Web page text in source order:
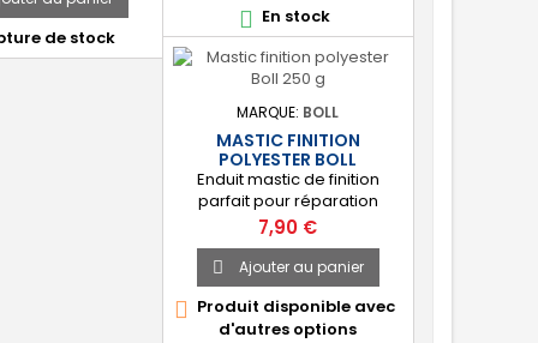
conçu pour la
automobile et
s’appliquer sur
de stock
 En stock
MARQUE: BOLL
MASTIC FINITION
POLYESTER BOLL
Enduit mastic de finition
parfait pour réparation
carrosserie voiture, camping
car, coque de bateau.
[Polyvalent] : Adhère sur le
polyester, acier, aluminium
primaire acrylique, peintures.
[Résistant] : Formule souple
Prix
7,90 €
 Ajouter au panier
 Produit disponible avec
d'autres options